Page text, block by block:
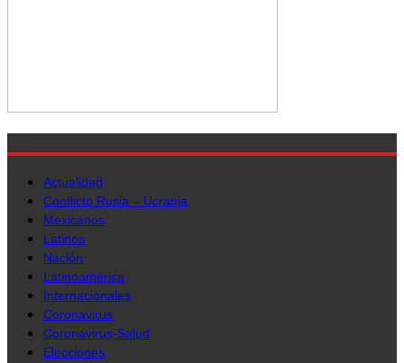
Actualidad
Conflicto Rusia – Ucrania
Mexicanos
Latinos
Nación
Latinoamérica
Internacionales
Coronavirus
Coronavirus-Salud
Elecciones